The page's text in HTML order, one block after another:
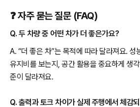
❓ 자주 묻는 질문 (FAQ)
Q. 두 차량 중 어떤 차가 더 좋은가요?
A. “더 좋은 차”는 목적에 따라 달라져요. 성
유지비를 보는지, 공간 활용을 중요하게 생
준이 달라져요.
Q. 출력과 토크 차이가 실제 주행에서 체감